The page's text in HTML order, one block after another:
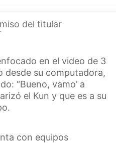
del titular
en el video de 3
desde su computadora,
“Bueno, vamo’ a
el Kun y que es a su
con equipos